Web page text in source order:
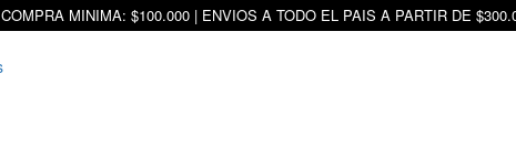
COMPRA MINIMA: $100.000 | ENVIOS A TODO EL PAIS A PARTIR DE